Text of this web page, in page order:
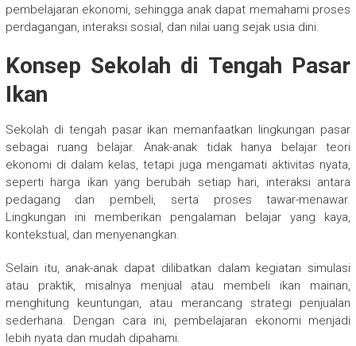
pembelajaran ekonomi, sehingga anak dapat memahami proses
perdagangan, interaksi sosial, dan nilai uang sejak usia dini.
Konsep Sekolah di Tengah Pasar
Ikan
Sekolah di tengah pasar ikan memanfaatkan lingkungan pasar
sebagai ruang belajar. Anak-anak tidak hanya belajar teori
ekonomi di dalam kelas, tetapi juga mengamati aktivitas nyata,
seperti harga ikan yang berubah setiap hari, interaksi antara
pedagang dan pembeli, serta proses tawar-menawar.
Lingkungan ini memberikan pengalaman belajar yang kaya,
kontekstual, dan menyenangkan.
Selain itu, anak-anak dapat dilibatkan dalam kegiatan simulasi
atau praktik, misalnya menjual atau membeli ikan mainan,
menghitung keuntungan, atau merancang strategi penjualan
sederhana. Dengan cara ini, pembelajaran ekonomi menjadi
lebih nyata dan mudah dipahami.